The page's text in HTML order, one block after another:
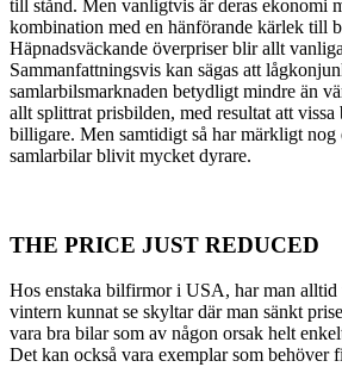
till stånd. Men vanligtvis är deras ekonomi
kombination med en hänförande kärlek till
Häpnadsväckande överpriser blir allt
Sammanfattningsvis kan sägas att
samlarbilsmarknaden betydligt mindre än
allt splittrat prisbilden, med resultat att
billigare. Men samtidigt så har märkligt nog
samlarbilar blivit mycket dyrare.
THE PRICE JUST REDUCED
Hos enstaka bilfirmor i USA, har man alltid
vintern kunnat se skyltar där man sänkt
vara bra bilar som av någon orsak helt
Det kan också vara exemplar som behöver